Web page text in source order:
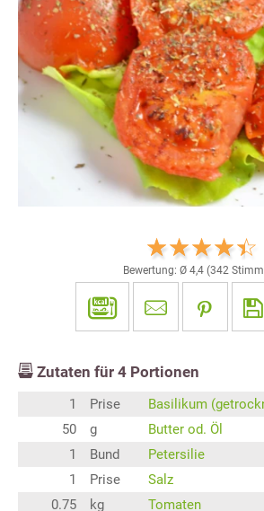
Bewertung: Ø 4,4 (342
Zutaten für 4 Portionen
1 Prise
Basilikum
50
g
Butter od. Öl
1
Bund
Petersilie
1
Prise
Salz
0.75
kg
Tomaten